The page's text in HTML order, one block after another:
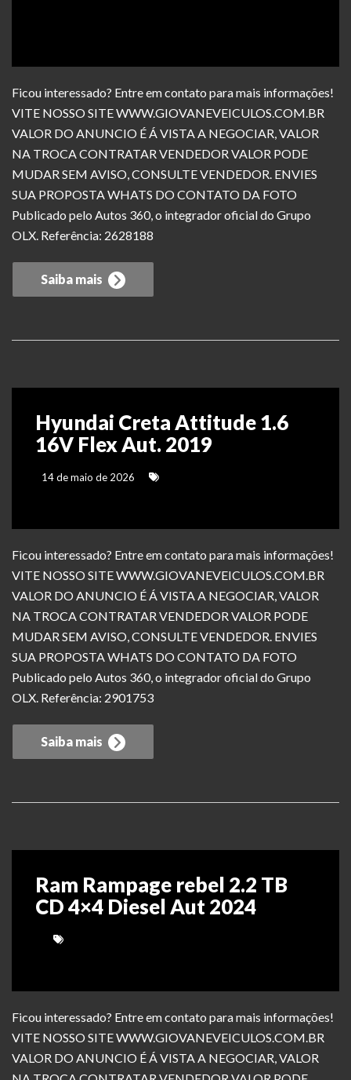
Ficou interessado? Entre em contato para mais informações!
VITE NOSSO SITE WWW.GIOVANEVEICULOS.COM.BR
VALOR DO ANUNCIO É Á VISTA A NEGOCIAR, VALOR
NA TROCA CONTRATAR VENDEDOR VALOR PODE
MUDAR SEM AVISO, CONSULTE VENDEDOR. ENVIES
SUA PROPOSTA WHATS DO CONTATO DA FOTO
Publicado pelo Autos 360, o integrador oficial do Grupo
OLX. Referência: 2628188
Saiba mais
Hyundai Creta Attitude 1.6
16V Flex Aut. 2019
14 de maio de 2026
Ficou interessado? Entre em contato para mais informações!
VITE NOSSO SITE WWW.GIOVANEVEICULOS.COM.BR
VALOR DO ANUNCIO É Á VISTA A NEGOCIAR, VALOR
NA TROCA CONTRATAR VENDEDOR VALOR PODE
MUDAR SEM AVISO, CONSULTE VENDEDOR. ENVIES
SUA PROPOSTA WHATS DO CONTATO DA FOTO
Publicado pelo Autos 360, o integrador oficial do Grupo
OLX. Referência: 2901753
Saiba mais
Ram Rampage rebel 2.2 TB
CD 4×4 Diesel Aut 2024
Ficou interessado? Entre em contato para mais informações!
VITE NOSSO SITE WWW.GIOVANEVEICULOS.COM.BR
VALOR DO ANUNCIO É Á VISTA A NEGOCIAR, VALOR